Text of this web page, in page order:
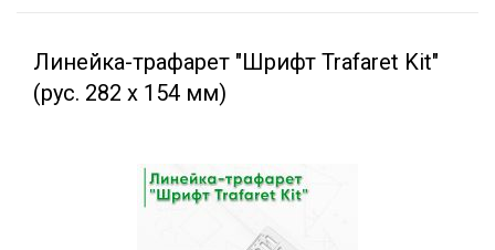
Акции и скидки
Линейка-трафарет "Шрифт Trafaret Kit"
(рус. 282 х 154 мм)